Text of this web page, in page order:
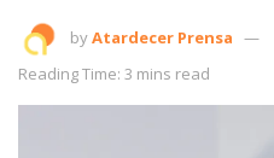
byAtardecer Prensa
Reading Time: 3 mins read